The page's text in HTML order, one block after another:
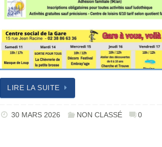
LIRE LA SUITE
30 MARS 2026 NON CLASSÉ 0